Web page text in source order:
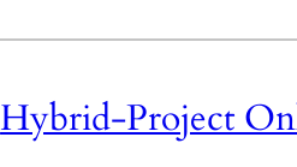
Hybrid-Project